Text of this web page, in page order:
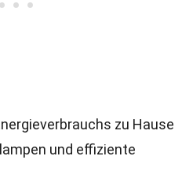
zu Hause
und effiziente